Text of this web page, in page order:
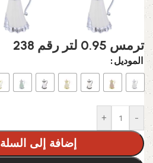
ترمس 0.95 لتر رقم 238
الموديل
-
+
إضافة إلى السلة